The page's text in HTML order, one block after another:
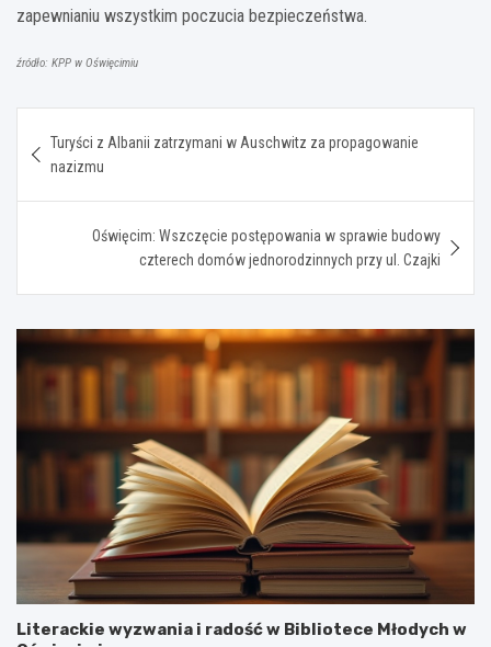
zapewnianiu wszystkim poczucia bezpieczeństwa.
źródło: KPP w Oświęcimiu
wpisu
Turyści z Albanii zatrzymani w Auschwitz za propagowanie
nazizmu
Oświęcim: Wszczęcie postępowania w sprawie budowy
czterech domów jednorodzinnych przy ul. Czajki
Literackie wyzwania i radość w Bibliotece Młodych w